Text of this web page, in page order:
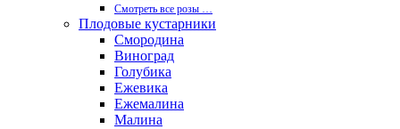
Смотреть все розы …
Плодовые кустарники
Смородина
Виноград
Голубика
Ежевика
Ежемалина
Малина